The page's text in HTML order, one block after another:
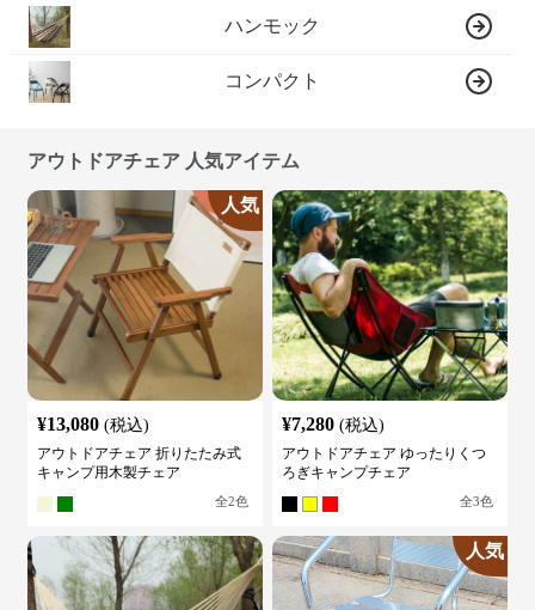
ハンモック
コンパクト
アウトドアチェア 人気アイテム
人気
¥13,080 (税込)
アウトドアチェア 折りたたみ式
キャンプ用木製チェア
全2色
¥7,280 (税込)
アウトドアチェア ゆったりくつ
ろぎキャンプチェア
全3色
人気